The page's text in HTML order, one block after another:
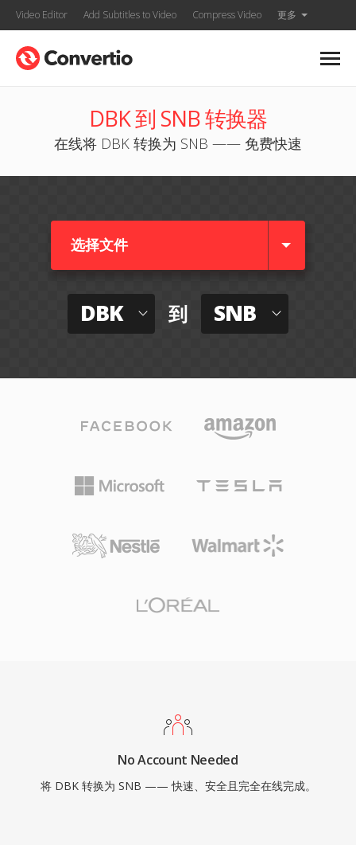
Video Editor Add Subtitles to Video Compress Video 更多
DBK 到 SNB 转换器
在线将 DBK 转换为 SNB —— 免费快速
选择文件
DBK 到 SNB
No Account Needed
将 DBK 转换为 SNB —— 快速、安全且完全在线完成。